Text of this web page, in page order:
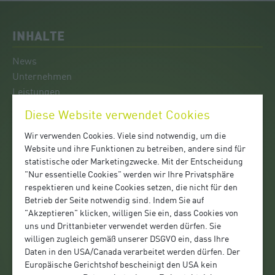
INHALTE
News
Unternehmen
Leistungen
Team Pöchlarn
Team Mank
Entsorgung
Logistik
Mobiles WC-Service
FACHBETRIEB
Wir sind ein zertifizierter
Qualitätsfachbetrieb:
Diese Website verwendet Cookies
Wir verwenden Cookies. Viele sind notwendig, um die
Website und ihre Funktionen zu betreiben, andere sind für
statistische oder Marketingzwecke. Mit der Entscheidung
"Nur essentielle Cookies" werden wir Ihre Privatsphäre
respektieren und keine Cookies setzen, die nicht für den
Betrieb der Seite notwendig sind. Indem Sie auf
"Akzeptieren" klicken, willigen Sie ein, dass Cookies von
uns und Drittanbieter verwendet werden dürfen. Sie
willigen zugleich gemäß unserer DSGVO ein, dass Ihre
Daten in den USA/Canada verarbeitet werden dürfen. Der
Europäische Gerichtshof bescheinigt den USA kein